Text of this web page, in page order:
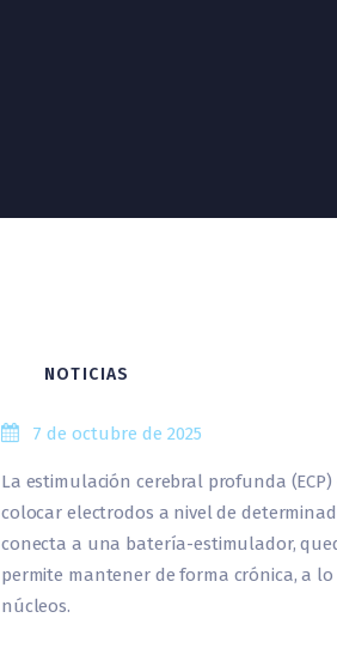
NOTICIAS
7 de octubre de 2025
La estimulación cerebral profunda
colocar electrodos a nivel de
conecta a una batería-estimulador,
permite mantener de forma crónica, a
núcleos.